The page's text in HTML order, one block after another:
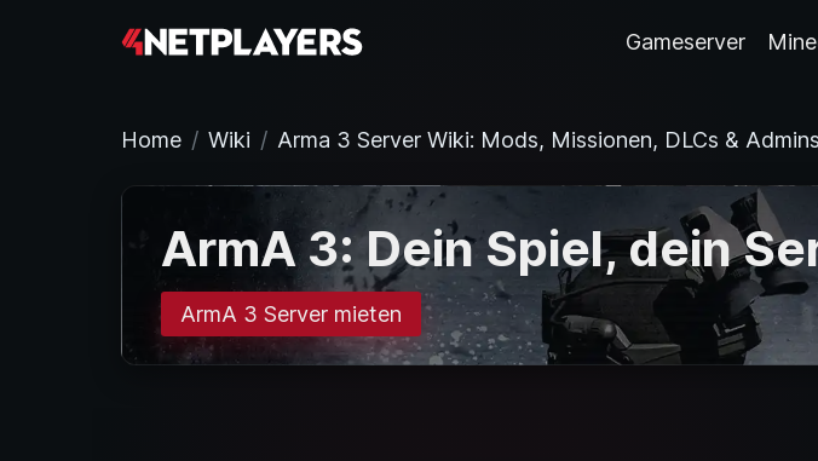
Gameserver
Home Wiki Arma 3 Server Wiki: Mods, Missionen, DLCs & Admins
ArmA 3: Dein Spiel, dein
ArmA 3 Server mieten